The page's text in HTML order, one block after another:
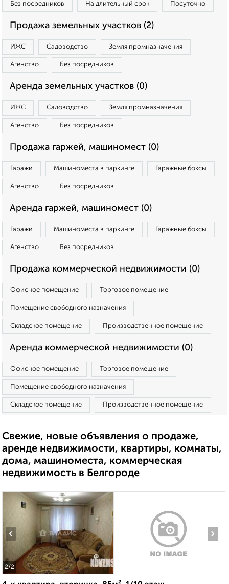
Без посредников На длительный срок Посуточно
Продажа земельных участков (2)
ИЖС Садоводство Земля промназначения
Агенство Без посредников
Аренда земельных участков (0)
ИЖС Садоводство Земля промназначения
Агенство Без посредников
Продажа гаржей, машиномест (0)
Гаражи Машиноместа в паркинге Гаражные боксы
Агенство Без посредников
Аренда гаржей, машиномест (0)
Гаражи Машиноместа в паркинге Гаражные боксы
Агенство Без посредников
Продажа коммерческой недвижимости (0)
Офисное помещение Торговое помещение
Помещение свободного назначения
Складское помещение Производственное помещение
Аренда коммерческой недвижимости (0)
Офисное помещение Торговое помещение
Помещение свободного назначения
Складское помещение Производственное помещение
Свежие, новые объявления о продаже,
аренде недвижимости, квартиры, комнаты,
дома, машиноместа, коммерческая
недвижимость в Белгороде
2/2
‹ ›